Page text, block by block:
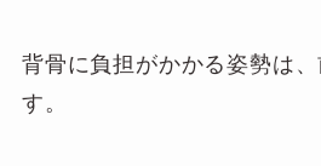
背骨に負担がかかる姿勢は
す。